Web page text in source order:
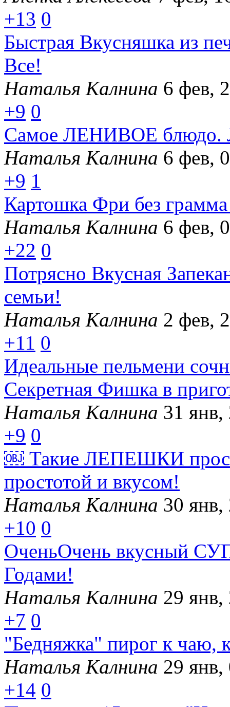
+13 0
Быстрая Вкусняшка из
Все!
Наталья Калнина 6 фев,
+9 0
Самое ЛЕНИВОЕ блюдо.
Наталья Калнина 6 фев,
+9 1
Картошка Фри без
Наталья Калнина 6 фев,
+22 0
Потрясно Вкусная
семьи!
Наталья Калнина 2 фев,
+11 0
Идеальные пельмени
Секретная Фишка в
Наталья Калнина 31 янв,
+9 0
￼ Такие ЛЕПЕШКИ
простотой и вкусом!
Наталья Калнина 30 янв,
+10 0
ОченьОчень вкусный
Годами!
Наталья Калнина 29 янв,
+7 0
"Бедняжка" пирог к чаю,
Наталья Калнина 29 янв,
+14 0